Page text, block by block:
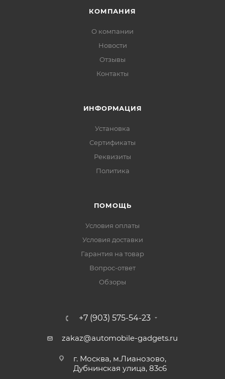
КОМПАНИЯ
О компании
Новости
Отзывы
Контакты
ИНФОРМАЦИЯ
Установка
Сертификаты
Реквизиты
Политика
ПОМОЩЬ
Условия оплаты
Условия доставки
Гарантия на товар
Вопрос-ответ
Обзоры
+7 (903) 575-54-23
zakaz@automobile-gadgets.ru
г. Москва, м.Лианозово,
Дубнинская улица, 83с6